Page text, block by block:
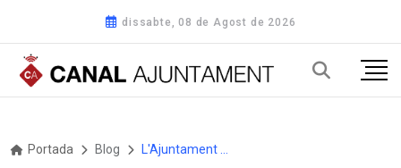
dissabte, 08 de Agost de 2026
Portada Blog